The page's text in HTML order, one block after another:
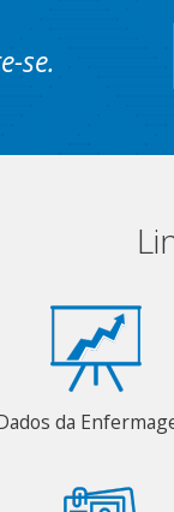
se.
da